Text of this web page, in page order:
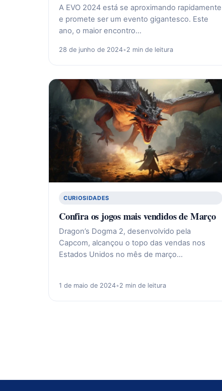
A EVO 2024 está se aproximando rapidamente
e promete ser um evento gigantesco. Este
ano, o maior encontro…
28 de junho de 2024•2 min de leitura
CURIOSIDADES
Confira os jogos mais vendidos de Março
Dragon’s Dogma 2, desenvolvido pela
Capcom, alcançou o topo das vendas nos
Estados Unidos no mês de março…
1 de maio de 2024•2 min de leitura